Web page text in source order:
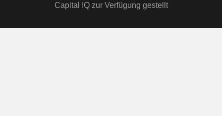
Capital IQ zur Verfügung gestellt